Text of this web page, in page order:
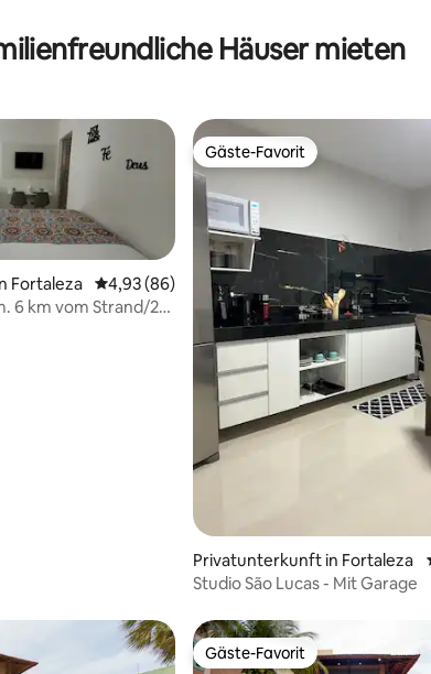
Häuser mieten
von 5, 111 Bewertungen
Fortaleza Durchschnittliche Bewertung: 4,93 von 5,
4,93 (86)
6 km vom Strand/26
Gäste-Favorit
Gäste-Favorit
Privatunterkunft in Fortaleza
Studio São Lucas - Mit Garage
Gäste-Favorit
Gäste-Favorit